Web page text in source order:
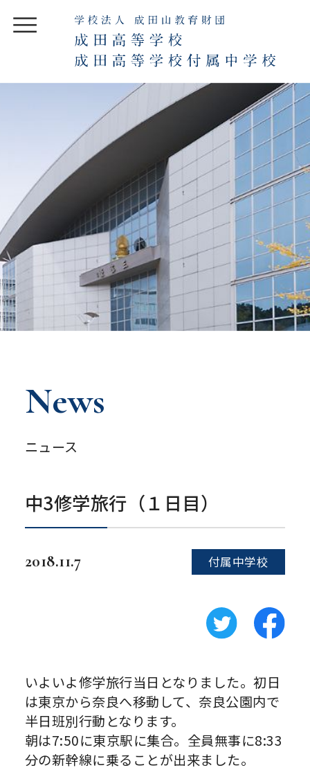
News
ニュース
中3修学旅行（１日目）
2018.11.7 付属中学校
いよいよ修学旅行当日となりました。初日
は東京から奈良へ移動して、奈良公園内で
半日班別行動となります。
朝は7:50に東京駅に集合。全員無事に8:33
分の新幹線に乗ることが出来ました。